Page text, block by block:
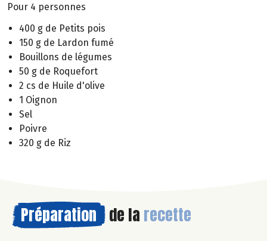
Pour 4 personnes
400 g de Petits pois
150 g de Lardon fumé
Bouillons de légumes
50 g de Roquefort
2 cs de Huile d'olive
1 Oignon
Sel
Poivre
320 g de Riz
Préparation de la recette